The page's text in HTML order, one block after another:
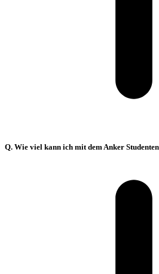
Q. Wie viel kann ich mit dem Anker